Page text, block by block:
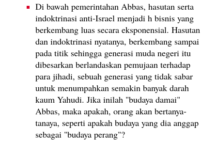
Di bawah pemerintahan Abbas, hasutan serta
indoktrinasi anti-Israel menjadi h bisnis yang
berkembang luas secara eksponensial. Hasutan
dan indoktrinasi nyatanya, berkembang sampai
pada titik sehingga generasi muda negeri itu
dibesarkan berlandaskan pemujaan terhadap
para jihadi, sebuah generasi yang tidak sabar
untuk menumpahkan semakin banyak darah
kaum Yahudi. Jika inilah "budaya damai"
Abbas, maka apakah, orang akan bertanya-
tanaya, seperti apakah budaya yang dia anggap
sebagai "budaya perang"?